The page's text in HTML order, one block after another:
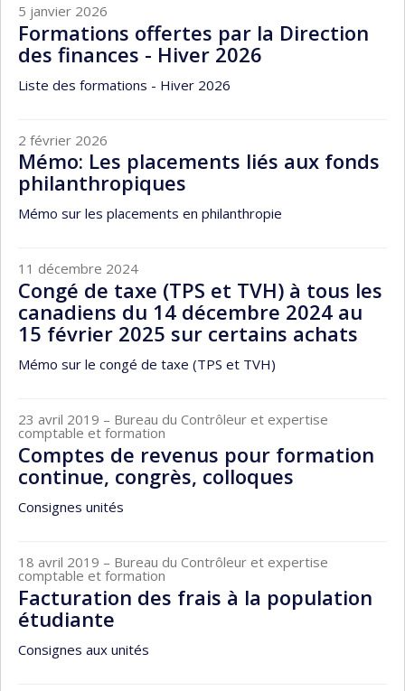
5 janvier 2026
Formations offertes par la Direction
des finances - Hiver 2026
Liste des formations - Hiver 2026
2 février 2026
Mémo: Les placements liés aux fonds
philanthropiques
Mémo sur les placements en philanthropie
11 décembre 2024
Congé de taxe (TPS et TVH) à tous les
canadiens du 14 décembre 2024 au
15 février 2025 sur certains achats
Mémo sur le congé de taxe (TPS et TVH)
23 avril 2019 – Bureau du Contrôleur et expertise
comptable et formation
Comptes de revenus pour formation
continue, congrès, colloques
Consignes unités
18 avril 2019 – Bureau du Contrôleur et expertise
comptable et formation
Facturation des frais à la population
étudiante
Consignes aux unités